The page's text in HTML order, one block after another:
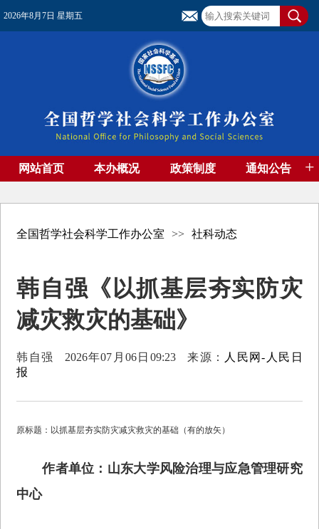
2026年8月7日 星期五
网站首页 本办概况 政策制度 通知公告 +
全国哲学社会科学工作办公室 >> 社科动态
韩自强《以抓基层夯实防灾
减灾救灾的基础》
韩自强 2026年07月06日09:23 来源：
人民网-人民日
报
原标题：以抓基层夯实防灾减灾救灾的基础（有的放矢）
作者单位：山东大学风险治理与应急管理研究
中心